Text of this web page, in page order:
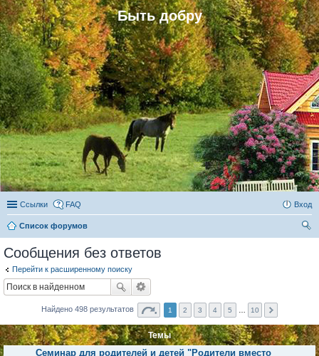
Быть добру
Ссылки FAQ Вход
Список форумов
Сообщения без ответов
Перейти к расширенному поиску
Найдено 498 результатов 1 2 3 4 5 10
Темы
Семинар для родителей и детей "Родители вместо